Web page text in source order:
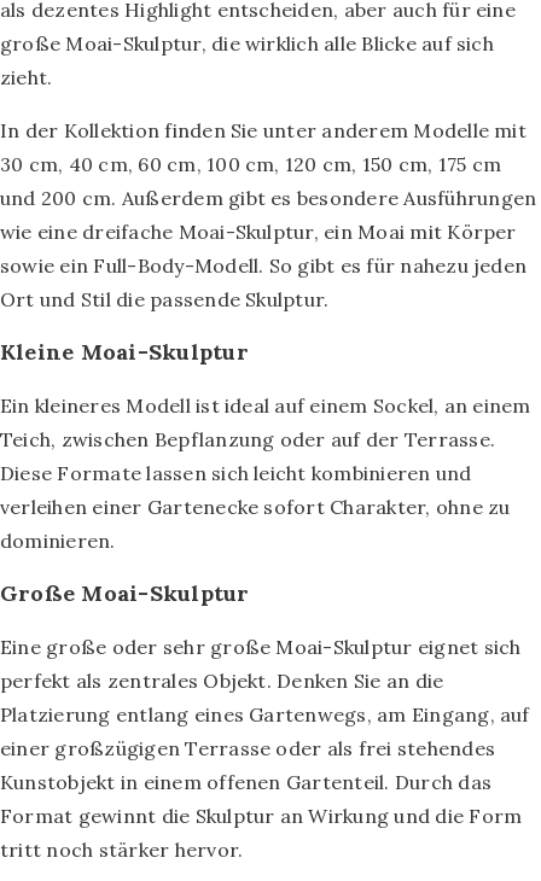
als dezentes Highlight entscheiden, aber auch für eine
große Moai-Skulptur, die wirklich alle Blicke auf sich
zieht.
In der Kollektion finden Sie unter anderem Modelle mit
30 cm, 40 cm, 60 cm, 100 cm, 120 cm, 150 cm, 175 cm
und 200 cm. Außerdem gibt es besondere Ausführungen
wie eine dreifache Moai-Skulptur, ein Moai mit Körper
sowie ein Full-Body-Modell. So gibt es für nahezu jeden
Ort und Stil die passende Skulptur.
Kleine Moai-Skulptur
Ein kleineres Modell ist ideal auf einem Sockel, an einem
Teich, zwischen Bepflanzung oder auf der Terrasse.
Diese Formate lassen sich leicht kombinieren und
verleihen einer Gartenecke sofort Charakter, ohne zu
dominieren.
Große Moai-Skulptur
Eine große oder sehr große Moai-Skulptur eignet sich
perfekt als zentrales Objekt. Denken Sie an die
Platzierung entlang eines Gartenwegs, am Eingang, auf
einer großzügigen Terrasse oder als frei stehendes
Kunstobjekt in einem offenen Gartenteil. Durch das
Format gewinnt die Skulptur an Wirkung und die Form
tritt noch stärker hervor.